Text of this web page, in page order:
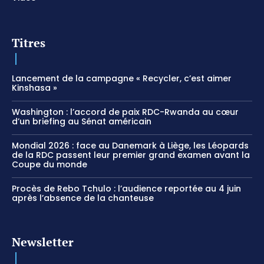
Titres
Lancement de la campagne « Recycler, c’est aimer
Kinshasa »
Washington : l’accord de paix RDC-Rwanda au cœur
d’un briefing au Sénat américain
Mondial 2026 : face au Danemark à Liège, les Léopards
de la RDC passent leur premier grand examen avant la
Coupe du monde
Procès de Rebo Tchulo : l’audience reportée au 4 juin
après l’absence de la chanteuse
Newsletter